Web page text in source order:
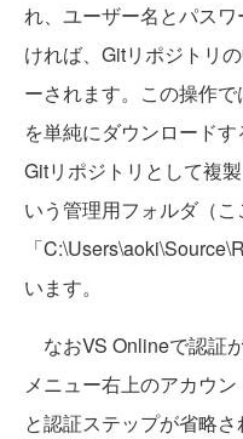
れ、ユーザー名とパス
ければ、Gitリポジトリ
ーされます。この操作
を単純にダウンロードす
Gitリポジトリとして複
いう管理用フォルダ（こ
「
います。
なおVS Onlineで認証
メニュー右上のアカウ
と認証ステップが省略